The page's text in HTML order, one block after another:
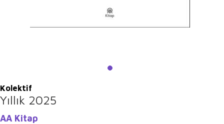
Kolektif
Yıllık 2025
AA Kitap